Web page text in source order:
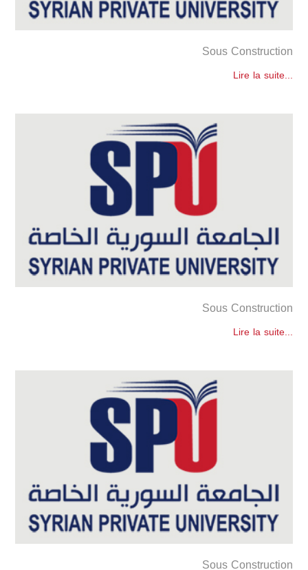
Sous Construction
Lire la suite...
Sous Construction
Lire la suite...
Sous Construction